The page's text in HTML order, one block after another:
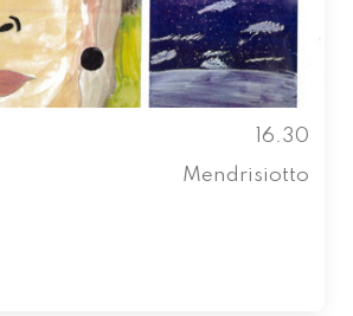
16.30
Mendrisiotto